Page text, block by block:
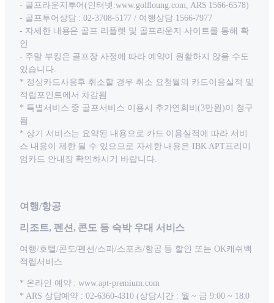
- 골프라운지투어(인터넷:www.golfloung.com, ARS 1566-6578)
- 골프투어상담 : 02-3708-5177 / 여행상담 1566-7977
- 자세한 내용은 골프 리플렛 및 골프라운지 사이트를 통해 확
인
- 주말 부킹은 골프장 사정에 따라 예약이 원활하지 않을 수도
있습니다.
* 정상카드사용후 취소할 경우 취소 요청월의 카드이용실적 및
적립포인트에서 차감됨
* 특별서비스 중 골프서비스 이용시 추가연회비(3만원)이 청구
됨.
* 상기 서비스는 요약된 내용으로 카드 이용실적에 따라 서비
스 내용이 제한 될 수 있으므로 자세한 내용은 IBK APT프리미
엄카드 안내장 확인하시기 바랍니다.
여행/항공
리조트, 펜션, 콘도 등 숙박 우대 서비스
여행/호텔/콘도/펜션/스파/스포츠/항공 등 할인 또는 OK캐쉬백
적립서비스
* 온라인 예약 : www.apt-premium.com
* ARS 상담예약 : 02-6360-4310 (상담시간 : 월 ~ 금 9:00 ~ 18:0